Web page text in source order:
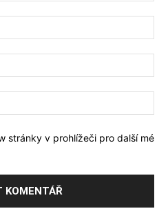
stránky v prohlížeči pro další mé